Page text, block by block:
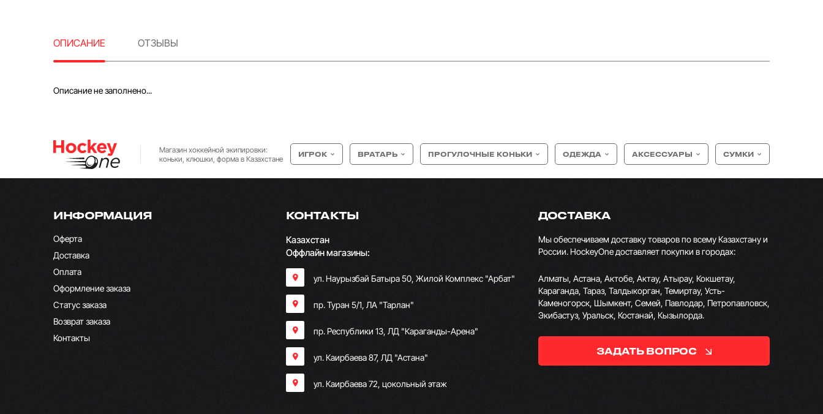
ОПИСАНИЕ ОТЗЫВЫ
Описание не заполнено...
Магазин хоккейной экипировки:
коньки, клюшки, форма в Казахстане
ИГРОК ВРАТАРЬ ПРОГУЛОЧНЫЕ КОНЬКИ ОДЕЖДА АКСЕССУАРЫ СУМКИ
ИНФОРМАЦИЯ
Оферта
Доставка
Оплата
Оформление заказа
Статус заказа
Возврат заказа
Контакты
КОНТАКТЫ
Казахстан
Оффлайн магазины:
ул. Наурызбай Батыра 50, Жилой Комплекс "Арбат"
пр. Туран 5/1, ЛА "Тарлан"
пр. Республики 13, ​ЛД "Караганды-Арена"
ул. Каирбаева 87, ЛД "Астана"
ул. Каирбаева 72, цокольный этаж
ДОСТАВКА
Мы обеспечиваем доставку товаров по всему Казахстану и
России. HockeyOne доставляет покупки в городах:
Алматы, Астана, Актобе, Актау, Атырау, Кокшетау,
Караганда, Тараз, Талдыкорган, Темиртау, Усть-
Каменогорск, Шымкент, Семей, Павлодар, Петропавловск,
Экибастуз, Уральск, Костанай, Кызылорда.
ЗАДАТЬ ВОПРОС